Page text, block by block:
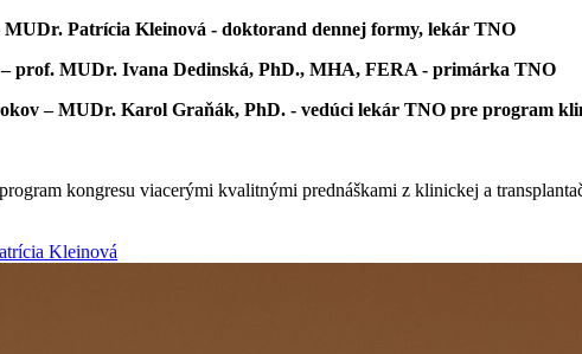
MUDr. Patrícia Kleinová - doktorand dennej formy, lekár TNO
– prof. MUDr. Ivana Dedinská, PhD., MHA, FERA - primárka TNO
– MUDr. Karol Graňák, PhD. - vedúci lekár TNO pre program
kongresu viacerými kvalitnými prednáškami z klinickej a